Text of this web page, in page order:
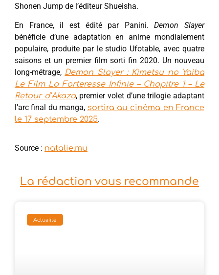
Shonen Jump de l’éditeur Shueisha.
En France, il est édité par Panini.Demon Slayer
bénéficie d’une adaptation en anime mondialement
populaire, produite par le studio Ufotable, avec quatre
saisons et un premier film sorti fin 2020. Un nouveau
long-métrage, Demon Slayer : Kimetsu no Yaiba
Le Film La Forteresse Infinie – Chapitre 1 – Le
Retour d’Akaza, premier volet d’une trilogie adaptant
l’arc final du manga, sortira au cinéma en France
le 17 septembre 2025.
Source : natalie.mu
La rédaction vous recommande
Actualité